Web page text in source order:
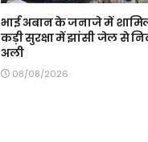
भाई अबान के जनाजे में
कड़ी सुरक्षा में झांसी जेल से
अली
08/08/2026